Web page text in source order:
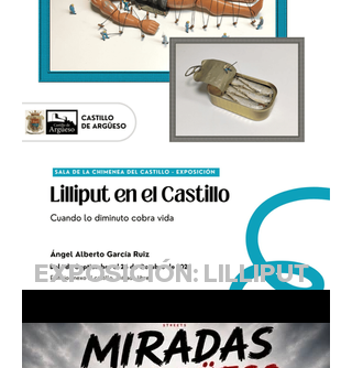
EXPOSICIÓN: LILLIPUT
"Cuando lo diminuto